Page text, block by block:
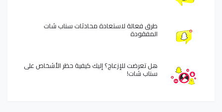
طرق فعالة لاستعادة محادثات سناب شات
المفقودة
هل تعرضت للإزعاج؟ إليك كيفية حظر الأشخاص على
سناب شات!